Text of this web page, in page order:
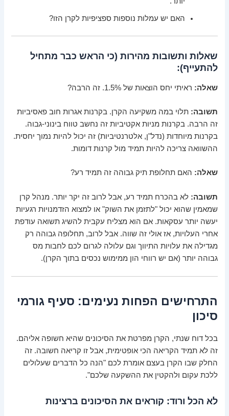
האם יש עמלות נוספות ספציפיות לקרן הזו?
שאלות ותשובות מהירות (כי הראש כבר מתחיל
להתעייף):
שאלה: ראיתי יחס הוצאות של 1.5%. זה הרבה?
תשובה: תלוי במה משקיעה הקרן. בקרנות אגרות חוב פאסיביות
זה הרבה. בקרנות מניות אקטיביות זה נחשב טווח בינוני-גבוה.
בקרנות מיוחדות (נדל"ן, אלטרנטיביות) זה יכול להיות נמוך יחסית.
ההשוואה צריכה להיות תמיד מול קרנות דומות.
שאלה: האם תחלופת תיק גבוהה זה תמיד רע?
תשובה: לא בהכרח תמיד רע, אבל לרוב זה יקר יותר. מנהל קרן
שמאמין שהוא יכול "לתזמן את השוק" או למצוא הזדמנויות רגעיות
יעשה יותר עסקאות. אם הוא מצליח עקבית להשיג תשואה עודפת
אחרי העלויות, אז אולי זה שווה. אבל לרוב, תחלופה גבוהה רק
מגדילה את עלויות התיווך וגם עלולה לגרום לכם לחבות מס
גבוהה יותר (אם יש רווחי הון ממימוש נכסים בתוך הקרן).
התרחישים הפחות נעימים: סעיף גורמי
סיכון
בכל דוח שנתי, הקרן מפרטת את הסיכונים שהיא חשופה אליהם.
זה לא תמיד הקריאה הכי אופטימית, אבל זו קריאה חשובה. זה
החלק שבו הקרן בעצם אומרת לכם "הנה כל הדברים שעלולים
ללכת עקום ולהקטין את ההשקעה שלכם".
לא הכל ורוד: קוראים את הסיכונים ברצינות